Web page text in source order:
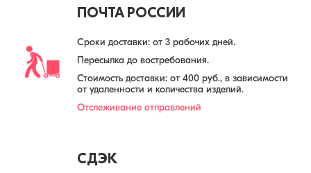
ПОЧТА РОССИИ
Сроки доставки: от 3 рабочих дней.
Пересылка до востребования.
Стоимость доставки: от 400 руб., в зависимости
от удаленности и количества изделий.
Отслеживание отправлений
СДЭК